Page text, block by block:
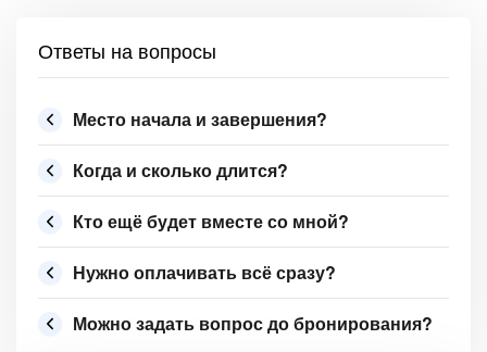
Ответы на вопросы
Место начала и завершения?
Когда и сколько длится?
Кто ещё будет вместе со мной?
Нужно оплачивать всё сразу?
Можно задать вопрос до бронирования?